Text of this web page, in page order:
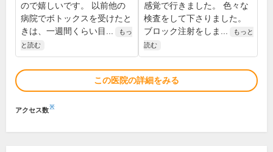
ので嬉しいです。 以前他の
病院でボトックスを受けたと
きは、一週間くらい目...
もっ
と読む
感覚で行きました。 色々な
検査をして下さりました。
ブロック注射をしま...
もっと
読む
この医院の詳細をみる
アクセス数※